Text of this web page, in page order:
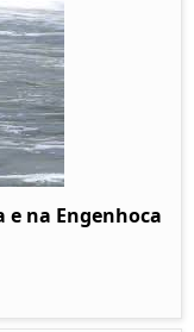
na Engenhoca